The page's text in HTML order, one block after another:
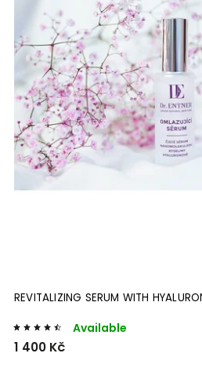
REVITALIZING SERUM WITH
Available
1 400 Kč